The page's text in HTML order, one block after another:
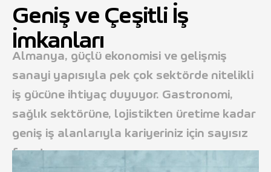
Geniş ve Çeşitli İş
İmkanları
Almanya, güçlü ekonomisi ve gelişmiş
sanayi yapısıyla pek çok sektörde nitelikli
iş gücüne ihtiyaç duyuyor. Gastronomi,
sağlık sektörüne, lojistikten üretime kadar
geniş iş alanlarıyla kariyeriniz için sayısız
fırsat sunar.